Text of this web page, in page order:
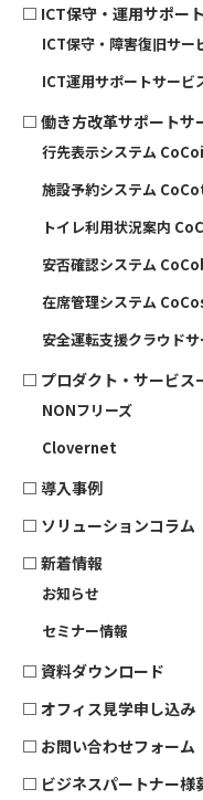
□ ICT保守・運用サポー
ICT保守・障害復旧サー
ICT運用サポートサービ
□ 働き方改革サポートサ
行先表示システム
施設予約システム
トイレ利用状況案内
安否確認システム
在席管理システム
安全運転支援クラウド
□ プロダクト・サービス
NONフリーズ
Clovernet
□ 導入事例
□ ソリューションコラム
□ 新着情報
お知らせ
セミナー情報
□ 資料ダウンロード
□ オフィス見学申し込み
□ お問い合わせフォーム
□ ビジネスパートナー様